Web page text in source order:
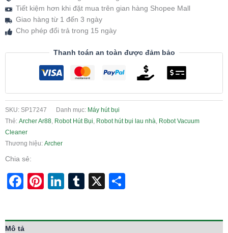
Tiết kiệm hơn khi đặt mua trên gian hàng Shopee Mall
Giao hàng từ 1 đến 3 ngày
Cho phép đổi trả trong 15 ngày
Thanh toán an toàn được đảm bảo
SKU: SP17247 Danh mục: Máy hút bụi
Thẻ: Archer Ar88 Robot Hút Bụi Robot hút bụi lau nhà Robot Vacuum
Cleaner
Thương hiệu: Archer
Chia sẻ:
Facebook
Pinterest
LinkedIn
Tumblr
X
Mô tả